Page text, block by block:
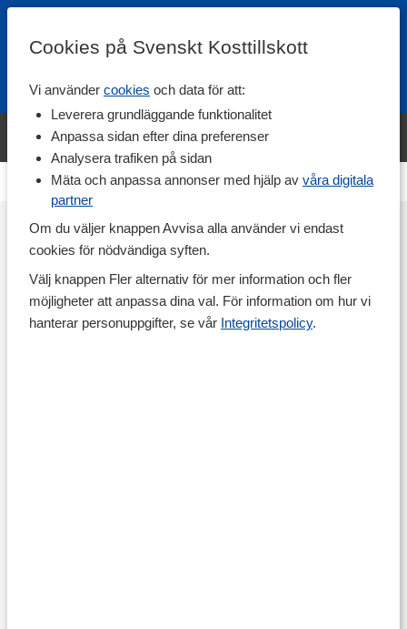
Cookies på Svenskt Kosttillskott
Vi använder cookies och data för att:
Leverera grundläggande funktionalitet
Anpassa sidan efter dina preferenser
Analysera trafiken på sidan
Mäta och anpassa annonser med hjälp av våra digitala
partner
Om du väljer knappen Avvisa alla använder vi endast
cookies för nödvändiga syften.
Välj knappen Fler alternativ för mer information och fler
möjligheter att anpassa dina val. För information om hur vi
hanterar personuppgifter, se vår Integritetspolicy.
Fri frakt Snabb leverans
Bara idag! Handla varumärket Svenskt Kosttillskott för 600 kr & få
shaker på köpet. »
Ingen kampanjsida är skapad.